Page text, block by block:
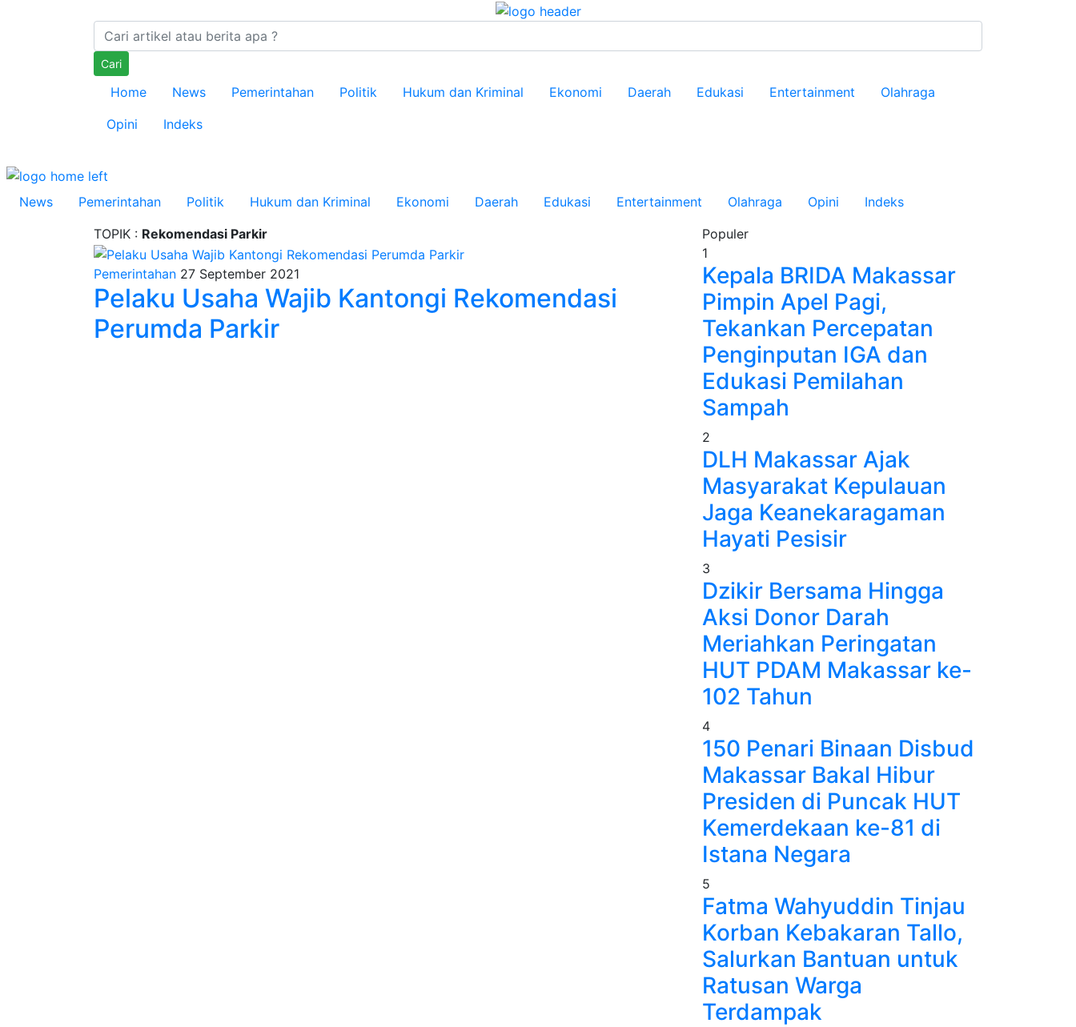
Cari
Home News Pemerintahan Politik Hukum dan Kriminal Ekonomi Daerah Edukasi Entertainment
Olahraga
Opini
Indeks
News Pemerintahan Politik Hukum dan Kriminal Ekonomi Daerah Edukasi Entertainment Olahraga Opini
Indeks
TOPIK : Rekomendasi Parkir
Pemerintahan 27 September 2021
Pelaku Usaha Wajib Kantongi Rekomendasi
Perumda Parkir
Populer
1
Kepala BRIDA Makassar
Pimpin Apel Pagi,
Tekankan Percepatan
Penginputan IGA dan
Edukasi Pemilahan
Sampah
2
DLH Makassar Ajak
Masyarakat Kepulauan
Jaga Keanekaragaman
Hayati Pesisir
3
Dzikir Bersama Hingga
Aksi Donor Darah
Meriahkan Peringatan
HUT PDAM Makassar ke-
102 Tahun
4
150 Penari Binaan Disbud
Makassar Bakal Hibur
Presiden di Puncak HUT
Kemerdekaan ke-81 di
Istana Negara
5
Fatma Wahyuddin Tinjau
Korban Kebakaran Tallo,
Salurkan Bantuan untuk
Ratusan Warga
Terdampak